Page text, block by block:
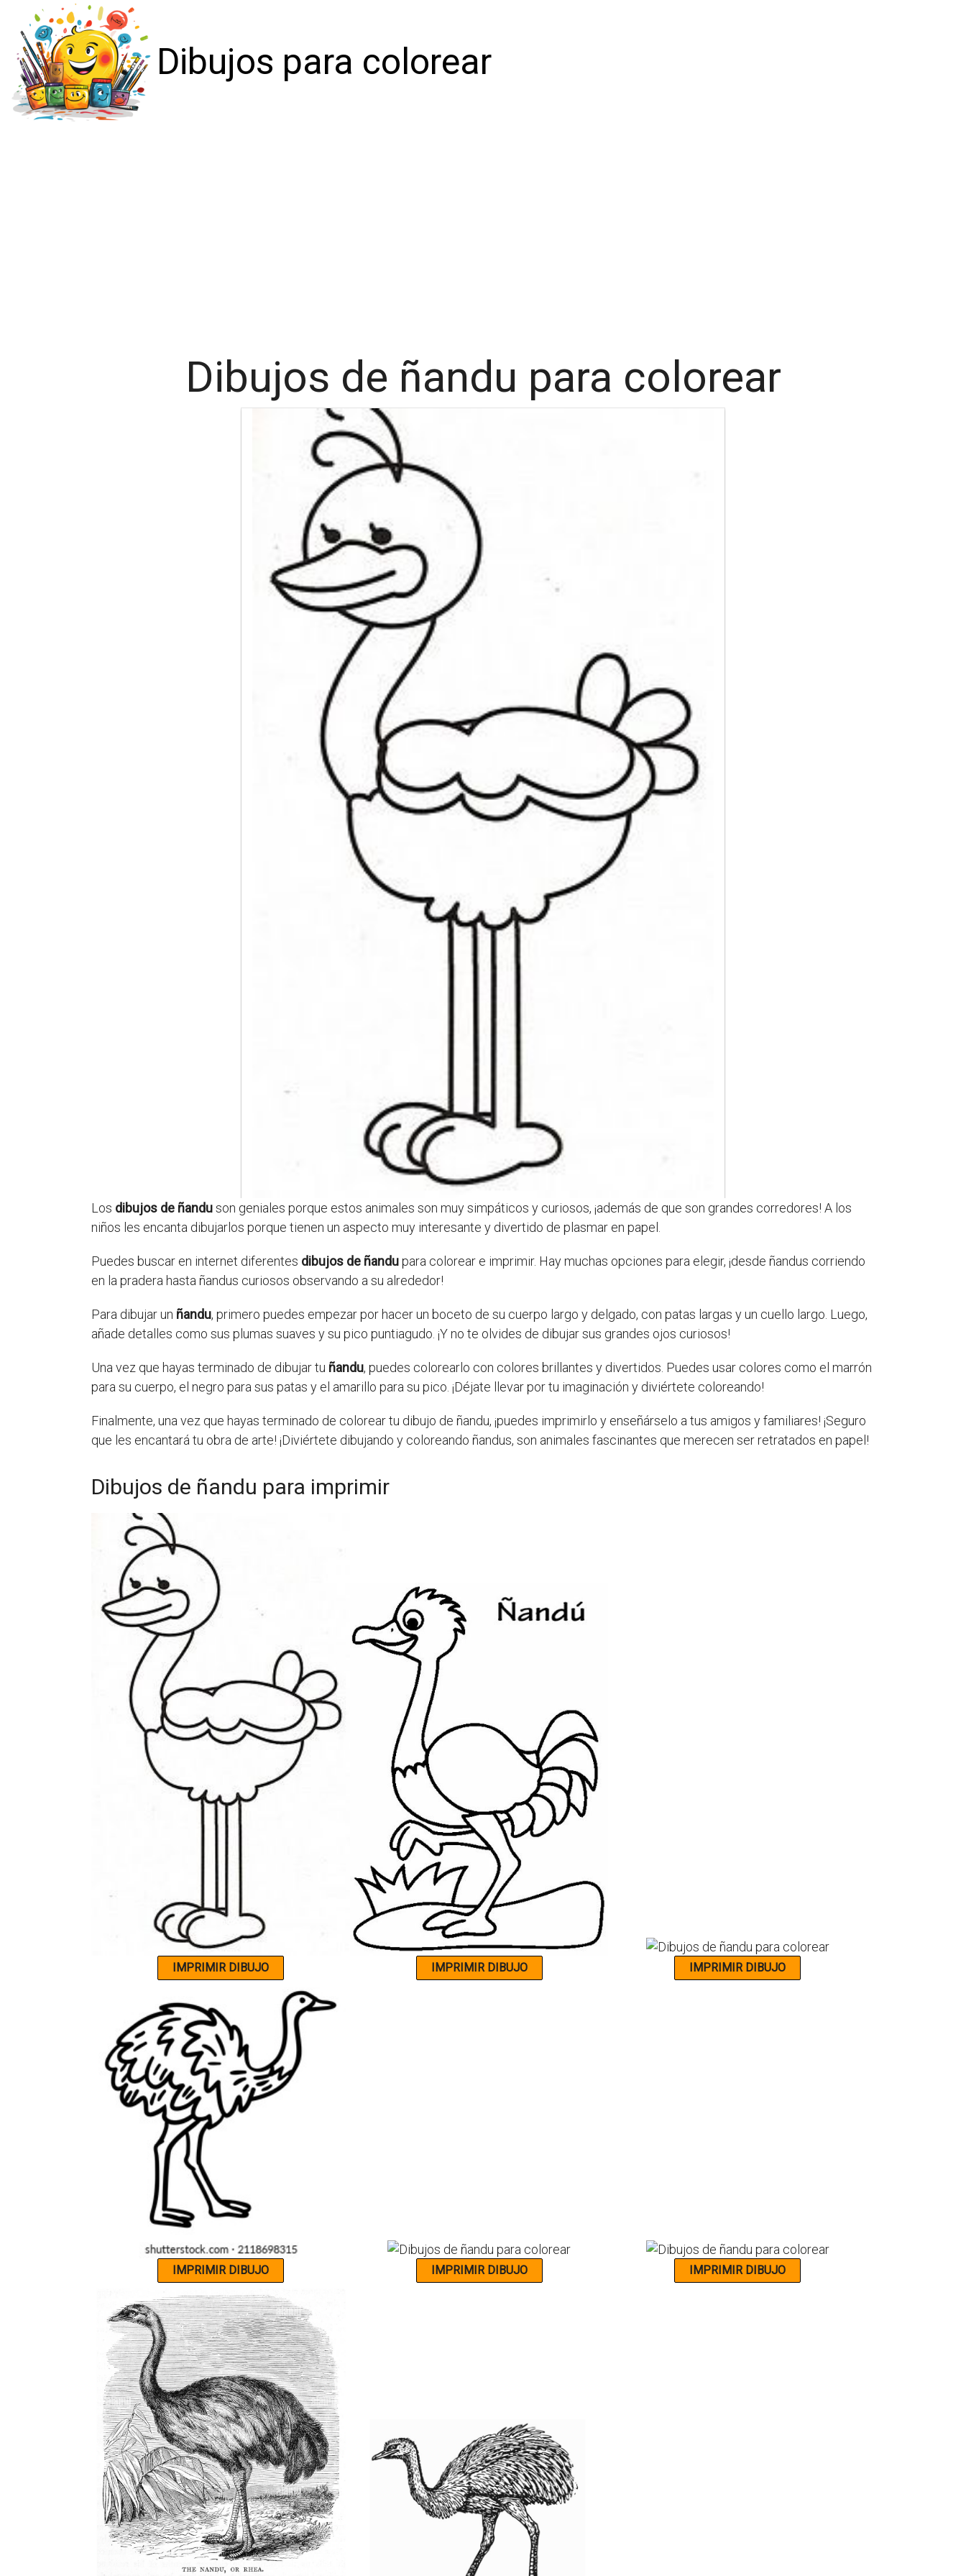
Dibujos para colorear
Dibujos de ñandu para colorear
Los dibujos de ñanduson geniales porque estos animales son muy simpáticos y curiosos, ¡además de que son grandes corredores! A los
niños les encanta dibujarlos porque tienen un aspecto muy interesante y divertido de plasmar en papel.
Puedes buscar en internet diferentes dibujos de ñandupara colorear e imprimir. Hay muchas opciones para elegir, ¡desde ñandus corriendo
en la pradera hasta ñandus curiosos observando a su alrededor!
Para dibujar un ñandu, primero puedes empezar por hacer un boceto de su cuerpo largo y delgado, con patas largas y un cuello largo. Luego,
añade detalles como sus plumas suaves y su pico puntiagudo. ¡Y no te olvides de dibujar sus grandes ojos curiosos!
Una vez que hayas terminado de dibujar tu ñandu, puedes colorearlo con colores brillantes y divertidos. Puedes usar colores como el marrón
para su cuerpo, el negro para sus patas y el amarillo para su pico. ¡Déjate llevar por tu imaginación y diviértete coloreando!
Finalmente, una vez que hayas terminado de colorear tu dibujo de ñandu, ¡puedes imprimirlo y enseñárselo a tus amigos y familiares! ¡Seguro
que les encantará tu obra de arte! ¡Diviértete dibujando y coloreando ñandus, son animales fascinantes que merecen ser retratados en papel!
Dibujos de ñandu para imprimir